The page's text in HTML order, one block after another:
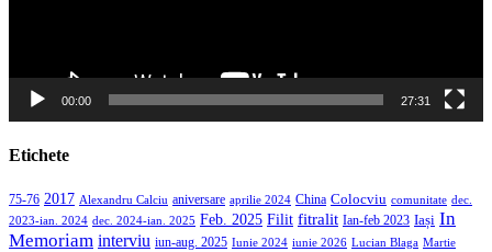
00:00 27:31
Etichete
75-76 2017 Alexandru Calciu aniversare aprilie 2024 China Colocviu comunitate dec.
2023-ian. 2024 dec. 2024-ian. 2025 Feb. 2025 Filit fitralit Ian-feb 2023 Iași In
Memoriam interviu iun-aug. 2025 Iunie 2024 iunie 2026 Lucian Blaga Martie